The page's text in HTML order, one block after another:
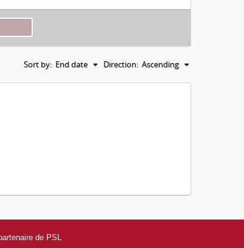
Sort by: End date Direction: Ascending
de PSL